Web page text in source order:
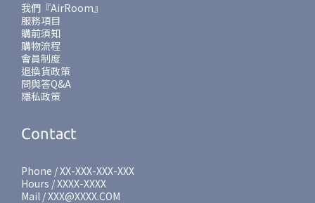
我們『AirRoom』
服務項目
購前須知
購物流程
會員制度
退換貨政策
問與答Q&A
隱私政策
Contact
Phone / XX-XXX-XXX-XXX
Hours / XXXX-XXXX
Mail / XXX@XXXX.COM